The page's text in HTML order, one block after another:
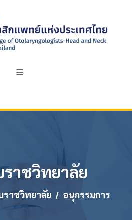
ราชวิทยาลัย
ราชวิทยาลัย อนุกรรมการ